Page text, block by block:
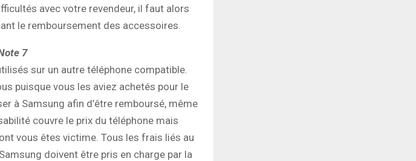
avec votre revendeur, il faut alors
le remboursement des accessoires.
7
sur un autre téléphone compatible.
puisque vous les aviez achetés pour le
à Samsung afin d’être remboursé, même
couvre le prix du téléphone mais
vous êtes victime. Tous les frais liés au
doivent être pris en charge par la